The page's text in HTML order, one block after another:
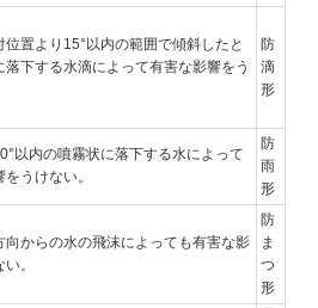
位置より15°以内の範囲で傾斜したと
落下する水滴によって有害な影響をう
防
滴
形
以内の噴霧状に落下する水によって
うけない。
防
雨
形
向からの水の飛沫によっても有害な影
。
防
ま
つ
形